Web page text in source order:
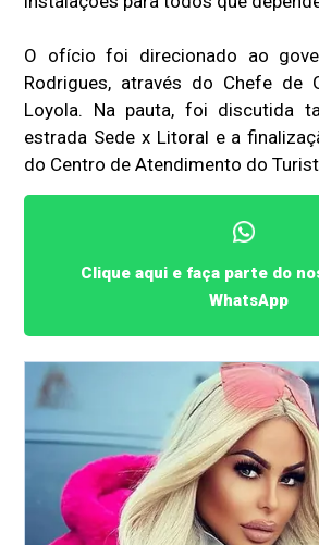
O ofício foi direcionado ao
Rodrigues, através do Chefe de
Loyola. Na pauta, foi discutida
estrada Sede x Litoral e a
do Centro de Atendimento do
Clique aqui e faça parte do
WhatsApp